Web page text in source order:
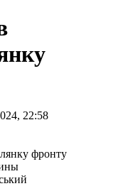
22:58